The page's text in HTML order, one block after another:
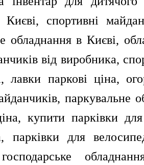
Києві, спортивні
обладнання в Києві,
від виробника,
лавки паркові ціна,
паркувальне
купити парківки
парківки для